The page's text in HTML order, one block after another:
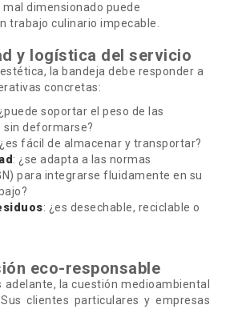
dimensionado puede
trabajo culinario impecable.
y logística del servicio
la bandeja debe responder a
concretas:
soportar el peso de las
sin deformarse?
fácil de almacenar y transportar?
: ¿se adapta a las normas
para integrarse fluidamente en su
: ¿es desechable, reciclable o
eco-responsable
adelante, la cuestión medioambiental
clientes particulares y empresas